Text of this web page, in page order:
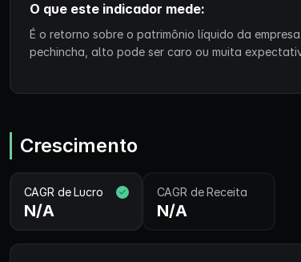
O que este indicador mede:
É o retorno sobre o patrimônio líquido da
pechincha, alto pode ser caro ou muita
Crescimento
CAGR de Lucro
N/A
CAGR de Receita
N/A